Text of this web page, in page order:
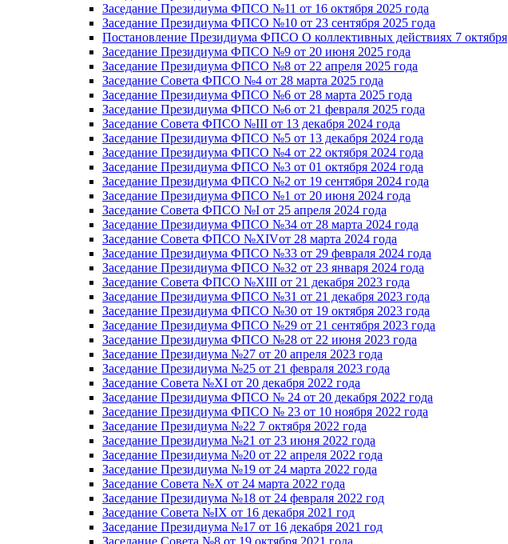
Заседание Президиума ФПСО №11 от 16 октября 2025 года
Заседание Президиума ФПСО №10 от 23 сентября 2025 года
Постановление Президиума ФПСО О коллективных действиях 7 октября
Заседание Президиума ФПСО №9 от 20 июня 2025 года
Заседание Президиума ФПСО №8 от 22 апреля 2025 года
Заседание Совета ФПСО №4 от 28 марта 2025 года
Заседание Президиума ФПСО №6 от 28 марта 2025 года
Заседание Президиума ФПСО №6 от 21 февраля 2025 года
Заседание Совета ФПСО №III от 13 декабря 2024 года
Заседание Президиума ФПСО №5 от 13 декабря 2024 года
Заседание Президиума ФПСО №4 от 22 октября 2024 года
Заседание Президиума ФПСО №3 от 01 октября 2024 года
Заседание Президиума ФПСО №2 от 19 сентября 2024 года
Заседание Президиума ФПСО №1 от 20 июня 2024 года
Заседание Совета ФПСО №I от 25 апреля 2024 года
Заседание Президиума ФПСО №34 от 28 марта 2024 года
Заседание Совета ФПСО №XIVот 28 марта 2024 года
Заседание Президиума ФПСО №33 от 29 февраля 2024 года
Заседание Президиума ФПСО №32 от 23 января 2024 года
Заседание Совета ФПСО №XIII от 21 декабря 2023 года
Заседание Президиума ФПСО №31 от 21 декабря 2023 года
Заседание Президиума ФПСО №30 от 19 октября 2023 года
Заседание Президиума ФПСО №29 от 21 сентября 2023 года
Заседание Президиума ФПСО №28 от 22 июня 2023 года
Заседание Президиума №27 от 20 апреля 2023 года
Заседание Президиума №25 от 21 февраля 2023 года
Заседание Совета №XI от 20 декабря 2022 года
Заседание Президиума ФПСО № 24 от 20 декабря 2022 года
Заседание Президиума ФПСО № 23 от 10 ноября 2022 года
Заседание Президиума №22 7 октября 2022 года
Заседание Президиума №21 от 23 июня 2022 года
Заседание Президиума №20 от 22 апреля 2022 года
Заседание Президиума №19 от 24 марта 2022 года
Заседание Совета №X от 24 марта 2022 года
Заседание Президиума №18 от 24 февраля 2022 год
Заседание Совета №IX от 16 декабря 2021 год
Заседание Президиума №17 от 16 декабря 2021 год
Заседание Совета №8 от 19 октября 2021 года